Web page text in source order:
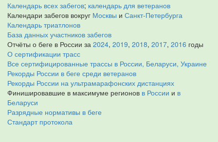
Календарь всех забегов; календарь для ветеранов
Календари забегов вокруг Москвы и Санкт-Петербурга
Календарь триатлонов
База данных участников забегов
Отчёты о беге в России за 2024, 2019, 2018, 2017, 2016 годы
О сертификации трасс
Все сертифицированные трассы в России, Беларуси, Украине
Рекорды России в беге среди ветеранов
Рекорды России на ультрамарафонских дистанциях
Финишировавшие в максимуме регионов в России и в
Беларуси
Разрядные нормативы в беге
Стандарт протокола